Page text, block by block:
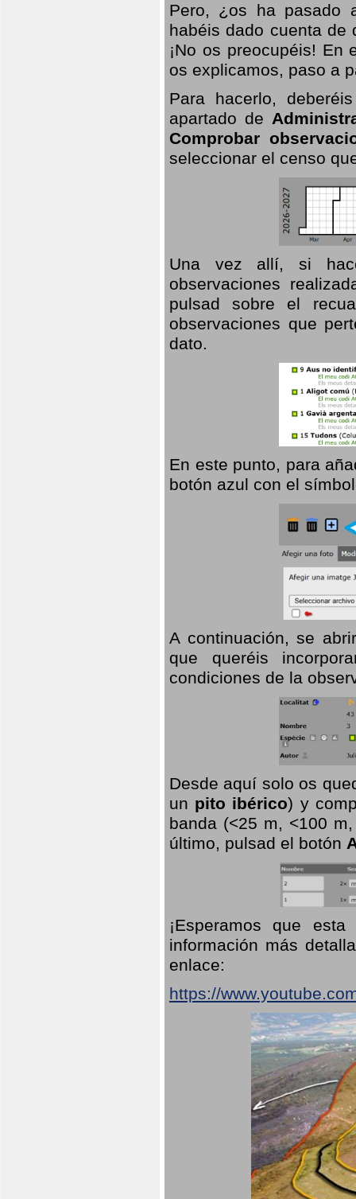
Pero, ¿os ha pasado
habéis dado cuenta de
¡No os preocupéis!
os explicamos, paso a
Para hacerlo,
apartado de
Comprobar
seleccionar el censo
Una vez allí, si
observaciones
pulsad sobre el
observaciones que
dato.
En este punto, para
botón azul con el
A continuación, se
que queréis
condiciones de la
Desde aquí solo os
un pito ibérico) y
banda (<25 m, <100
último, pulsad el botón
¡Esperamos que
información más
enlace:
https://